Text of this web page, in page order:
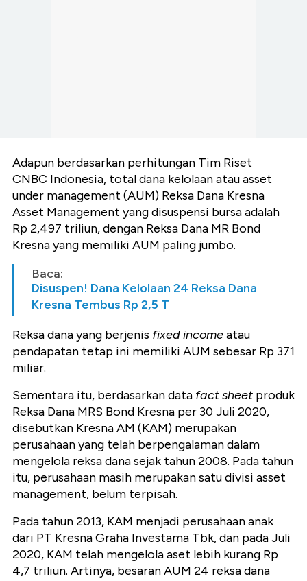
Adapun berdasarkan perhitungan Tim Riset
CNBC Indonesia, total dana kelolaan atau asset
under management (AUM) Reksa Dana Kresna
Asset Management yang disuspensi bursa adalah
Rp 2,497 triliun, dengan Reksa Dana MR Bond
Kresna yang memiliki AUM paling jumbo.
Baca:
Disuspen! Dana Kelolaan 24 Reksa Dana
Kresna Tembus Rp 2,5 T
Reksa dana yang berjenis fixed incomeatau
pendapatan tetap ini memiliki AUM sebesar Rp 371
miliar.
Sementara itu, berdasarkan data fact sheet produk
Reksa Dana MRS Bond Kresna per 30 Juli 2020,
disebutkan Kresna AM (KAM) merupakan
perusahaan yang telah berpengalaman dalam
mengelola reksa dana sejak tahun 2008. Pada tahun
itu, perusahaan masih merupakan satu divisi asset
management, belum terpisah.
Pada tahun 2013, KAM menjadi perusahaan anak
dari PT Kresna Graha Investama Tbk, dan pada Juli
2020, KAM telah mengelola aset lebih kurang Rp
4,7 triliun. Artinya, besaran AUM 24 reksa dana